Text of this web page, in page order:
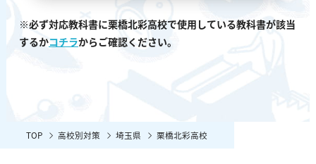
※必ず対応教科書に栗橋北彩高校で使用している教科書が該当
するかコチラからご確認ください。
TOP 高校別対策 埼玉県 栗橋北彩高校